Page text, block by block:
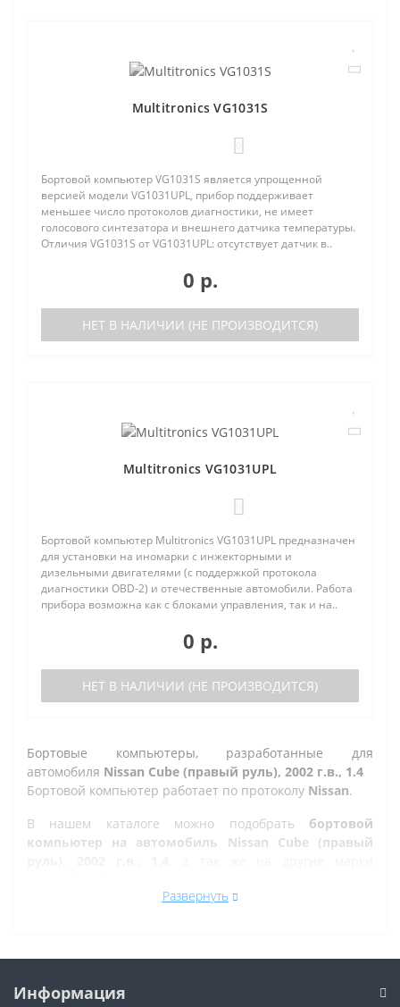
Multitronics VG1031S
Бортовой компьютер VG1031S является упрощенной
версией модели VG1031UPL, прибор поддерживает
меньшее число протоколов диагностики, не имеет
голосового синтезатора и внешнего датчика температуры.
Отличия VG1031S от VG1031UPL: отсутствует датчик в..
0 р.
НЕТ В НАЛИЧИИ (НЕ ПРОИЗВОДИТСЯ)
Multitronics VG1031UPL
Бортовой компьютер Multitronics VG1031UPL предназначен
для установки на иномарки с инжекторными и
дизельными двигателями (с поддержкой протокола
диагностики OBD-2) и отечественные автомобили. Работа
прибора возможна как с блоками управления, так и на..
0 р.
НЕТ В НАЛИЧИИ (НЕ ПРОИЗВОДИТСЯ)
Бортовые компьютеры, разработанные для
автомобиля Nissan Cube (правый руль), 2002 г.в., 1.4
Бортовой компьютер работает по протоколу Nissan.
В нашем каталоге можно подобрать бортовой
компьютер на автомобиль Nissan Cube (правый
дорогостоящая процедура. При этом любой
Развернуть
Информация